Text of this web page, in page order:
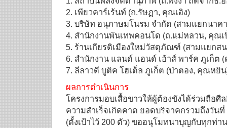
2. เพียวคาร์เร้นท์ (ถ.รัษฏา, คุณเอิง)
3. บริษัท อนุภาษมโนรม จำกัด (สามแยกนาค
4. สำนักงานพันเทพคอนโด (ถ.แม่หลวน, คุณเ
5. ร้านเกียรติเมืองใหม่วัสดุภัณฑ์ (สามแยกส
6. สำนักงาน แลนด์ แอนด์ เฮ้าส์ พาร์ค ภูเก็ต
7. ลีลาวดี บูติค โฮเต็ล ภูเก็ต (ป่าตอง, คุณหยิ
ผลการดำเนินการ
โครงการมอบเสื้อขาวให้ผู้ต้องขังได้ร่วมถือศี
ความสำเร็จเกิดคาด ยอดบริจาคกรวมถึงวันที่
(ตั้งเป้าไว้ 200 ตัว) ขออนุโมทนาบุญกับทุกท่า